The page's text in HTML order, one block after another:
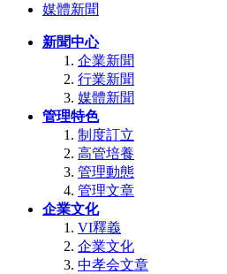
媒體新聞
新聞中心
企業新聞
行業新聞
媒體新聞
管理特色
制度訂立
高管培養
管理動態
管理文章
企業文化
VI釋義
企業文化
中孝会文章